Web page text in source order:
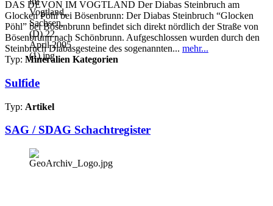
DAS DEVON IM VOGTLAND Der Diabas Steinbruch am
Glocken Pöhl bei Bösenbrunn: Der Diabas Steinbruch “Glocken
Pöhl” bei Bösenbrunn befindet sich direkt nördlich der Straße von
Bösenbrunn nach Schönbrunn. Aufgeschlossen wurden durch den
Steinbruch Diabasgesteine des sogenannten... mehr...
Typ: Mineralien Kategorien
Sulfide
Typ: Artikel
SAG / SDAG Schachtregister